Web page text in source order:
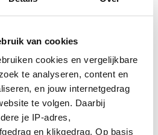
van cookies
cookies en vergelijkbare
te analyseren, content en
en jouw internetgedrag
te volgen. Daarbij
je IP-adres,
en klikgedrag. Op basis
winkels